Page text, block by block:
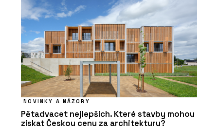
NOVINKY A NÁZORY
Pětadvacet nejlepších. Které stavby mohou
získat Českou cenu za architekturu?